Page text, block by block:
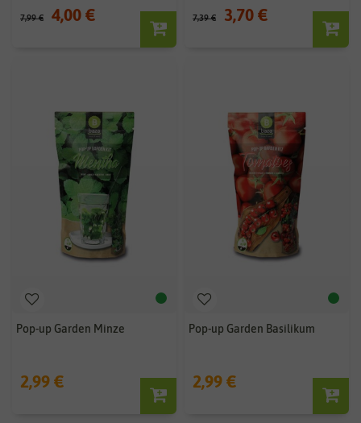
7,99 € 4,00 € 7,39 € 3,70 €
Pop-up Garden Minze
2,99 €
Pop-up Garden Basilikum
2,99 €